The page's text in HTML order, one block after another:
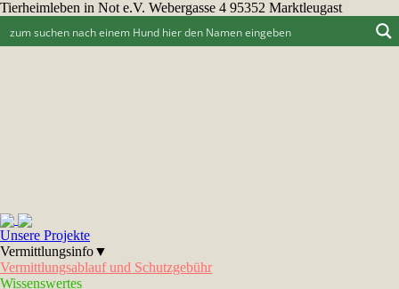
Tierheimleben in Not e.V. Webergasse 4 95352 Marktleugast
Unsere Projekte
Vermittlungsinfo▼
Vermittlungsablauf und Schutzgebühr
Wissenswertes